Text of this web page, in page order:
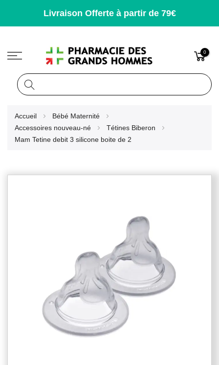
Livraison Offerte à partir de 79€
0
Accueil
Bébé Maternité
Accessoires nouveau-né
Tétines Biberon
Mam Tetine debit 3 silicone boite de 2